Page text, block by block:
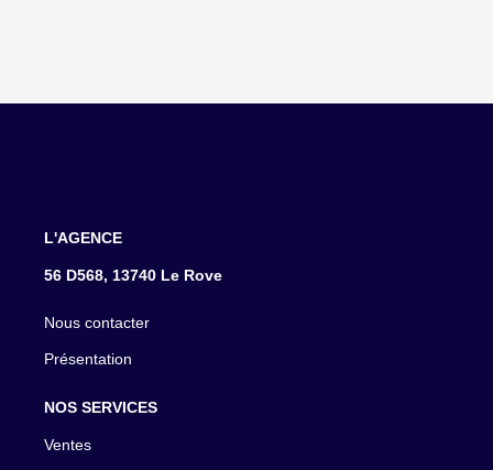
L'AGENCE
56 D568, 13740 Le Rove
Nous contacter
Présentation
NOS SERVICES
Ventes